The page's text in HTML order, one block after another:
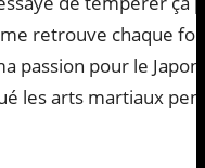
retrouve chaque
passion pour le
les arts martiaux